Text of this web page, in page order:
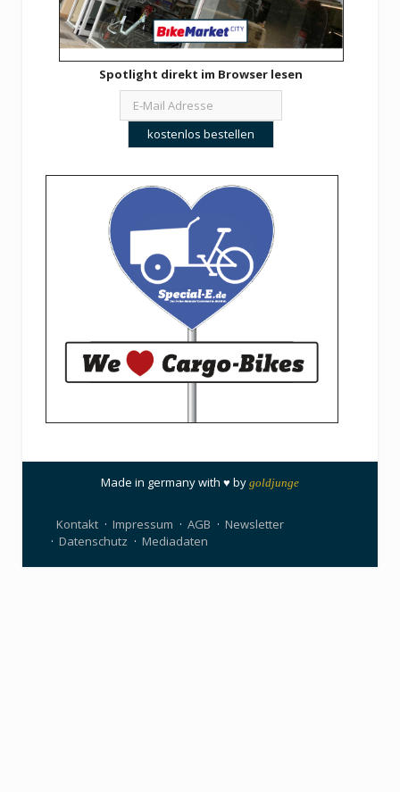
Spotlight direkt im Browser lesen
Made in germany with ♥ by goldjunge
Kontakt Impressum AGB
Newsletter
Datenschutz
Mediadaten